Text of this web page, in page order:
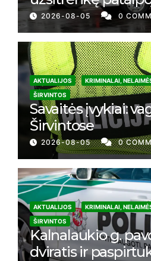
2026-08-05 0
AKTUALIJOS KRIMINALAI,
ŠIRVINTOS
Savaitės įvykiai:
Širvintose
2026-08-05 0
AKTUALIJOS KRIMINALAI,
ŠIRVINTOS
Kalnalaukio g.
dviratis ir